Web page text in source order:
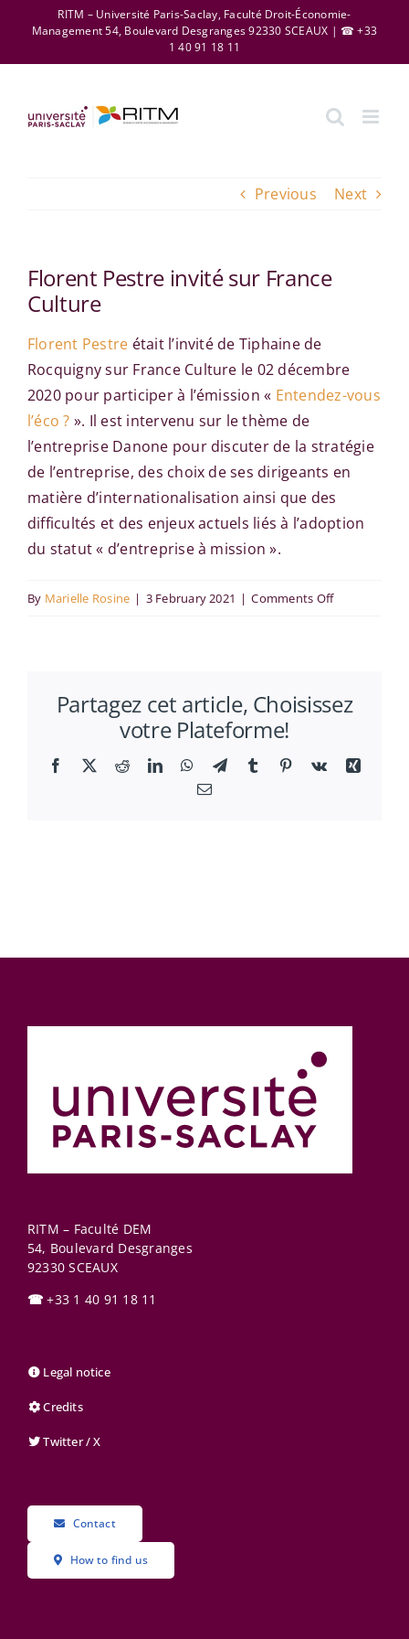
content
RITM – Université Paris-Saclay, Faculté Droit-Économie-
Management 54, Boulevard Desgranges 92330 SCEAUX | ☎ +33
1 40 91 18 11
Previous Next
Florent Pestre invité sur France
Culture
Florent Pestre était l’invité de Tiphaine de
Rocquigny sur France Culture le 02 décembre
2020 pour participer à l’émission « Entendez-vous
l’éco ? ». Il est intervenu sur le thème de
l’entreprise Danone pour discuter de la stratégie
de l’entreprise, des choix de ses dirigeants en
matière d’internationalisation ainsi que des
difficultés et des enjeux actuels liés à l’adoption
du statut « d’entreprise à mission ».
By Marielle Rosine | 3 February 2021 | Comments Offon
sur
Partagez cet article, Choisissez
votre Plateforme!
Facebook
X RedditLinkedInWhatsApp
TelegramTumblr Pinterest
Vk
Xing
Email
RITM – Faculté DEM
54, Boulevard Desgranges
92330 SCEAUX
☎ +33 1 40 91 18 11
Legal notice
Credits
Twitter / X
Contact
How to find us